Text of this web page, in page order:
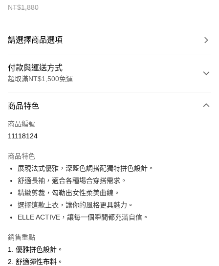
NT$1,880
請選擇商品選項
付款與運送方式
超取滿NT$1,500免運
信用卡一次付款
超商取貨付款
Apple Pay
悠遊付
ATM付款
全家取貨付款
每筆NT$60，滿NT$1,500(含以上)免運費
商品特色
商品編號
11118124
商品特色
展現法式優雅，深藍色調搭配獨特拼色設計。
舒適長袖，適合各種場合穿搭需求。
精緻剪裁，勾勒出女性柔美曲線。
選擇這款上衣，讓你的風格更具魅力。
ELLE ACTIVE，讓每一個瞬間都充滿自信。
銷售重點
1. 優雅拼色設計。
2. 舒適彈性布料。